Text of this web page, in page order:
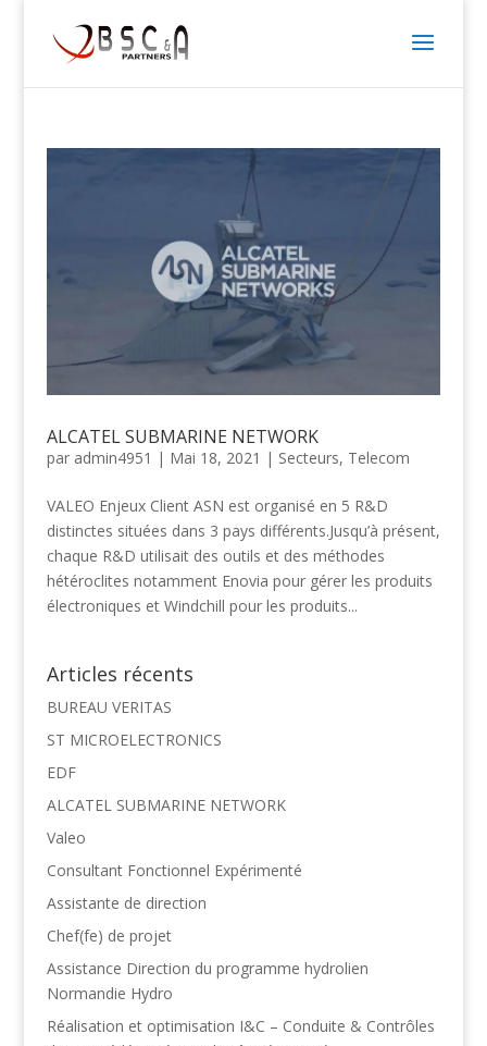
ALCATEL SUBMARINE NETWORK
par admin4951 | Mai 18, 2021 | Secteurs, Telecom
VALEO Enjeux Client ASN est organisé en 5 R&D
distinctes situées dans 3 pays différents.Jusqu’à présent,
chaque R&D utilisait des outils et des méthodes
hétéroclites notamment Enovia pour gérer les produits
électroniques et Windchill pour les produits...
Articles récents
BUREAU VERITAS
ST MICROELECTRONICS
EDF
ALCATEL SUBMARINE NETWORK
Valeo
Consultant Fonctionnel Expérimenté
Assistante de direction
Chef(fe) de projet
Assistance Direction du programme hydrolien
Normandie Hydro
Réalisation et optimisation I&C – Conduite & Contrôles